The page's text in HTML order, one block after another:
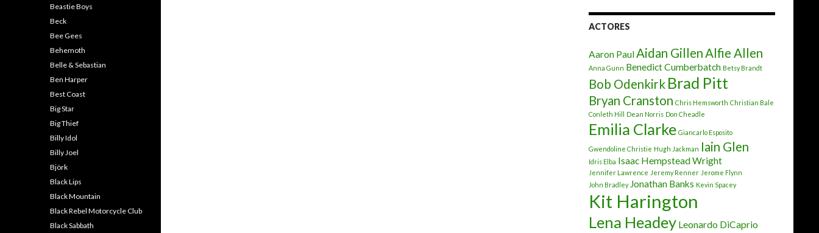
ACTORES
Aaron PaulAidan GillenAlfie Allen
Anna Gunn Benedict Cumberbatch Betsy Brandt
Bob Odenkirk Brad Pitt
Bryan Cranston Chris Hemsworth Christian Bale
Conleth Hill
Dean Norris Don Cheadle
Emilia Clarke Giancarlo Esposito
Gwendoline Christie Hugh Jackman Iain Glen
Idris Elba Isaac Hempstead Wright
Jennifer Lawrence Jeremy Renner Jerome Flynn
John Bradley Jonathan Banks Kevin Spacey
Kit Harington
Lena Headey Leonardo DiCaprio
Beastie Boys
Beck
Bee Gees
Behemoth
Belle & Sebastian
Ben Harper
Best Coast
Big Star
Big Thief
Billy Idol
Billy Joel
Björk
Black Lips
Black Mountain
Black Rebel Motorcycle Club
Black Sabbath